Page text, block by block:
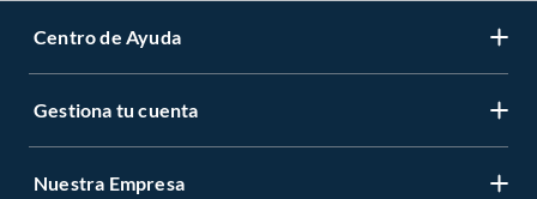
Centro de Ayuda
Gestiona tu cuenta
Nuestra Empresa